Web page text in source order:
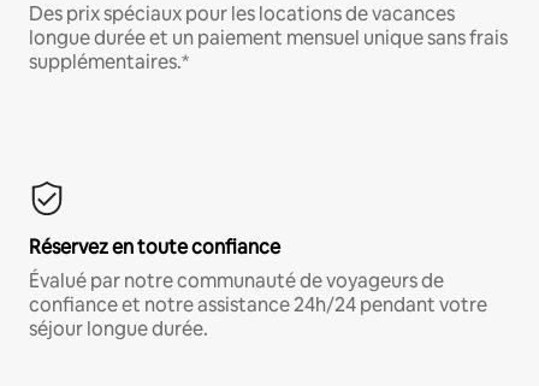
Des prix spéciaux pour les locations de vacances
longue durée et un paiement mensuel unique sans frais
supplémentaires.*
Réservez en toute confiance
Évalué par notre communauté de voyageurs de
confiance et notre assistance 24h/24 pendant votre
séjour longue durée.